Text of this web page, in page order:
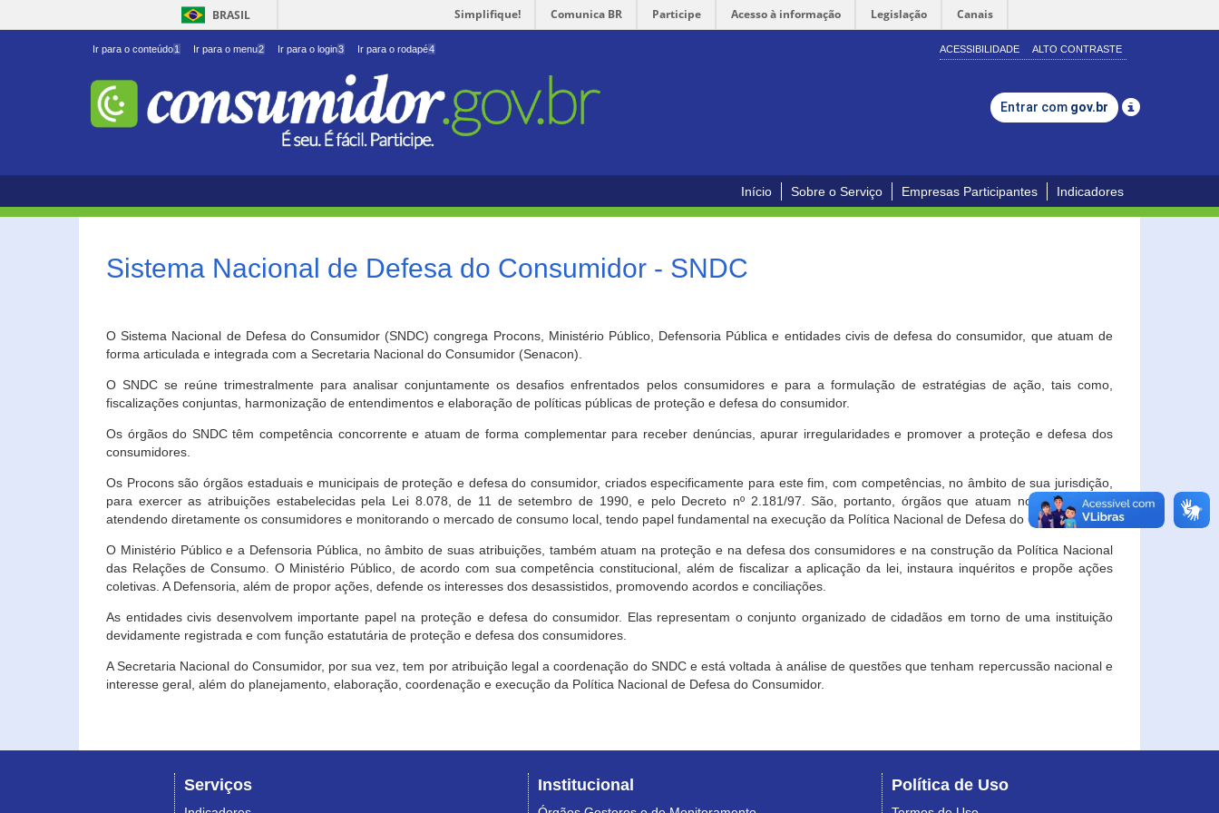
BRASIL Simplifique! Comunica BR Participe Acesso à informação Legislação Canais
Ir para o conteúdo1 Ir para o menu2 Ir para o login3 Ir para o rodapé4 ACESSIBILIDADE ALTO CONTRASTE
Entrar com gov.br
Início Sobre o Serviço Empresas Participantes Indicadores
Sistema Nacional de Defesa do Consumidor - SNDC
O Sistema Nacional de Defesa do Consumidor (SNDC) congrega Procons, Ministério Público, Defensoria Pública e entidades civis de defesa do consumidor, que atuam de
forma articulada e integrada com a Secretaria Nacional do Consumidor (Senacon).
O SNDC se reúne trimestralmente para analisar conjuntamente os desafios enfrentados pelos consumidores e para a formulação de estratégias de ação, tais como,
fiscalizações conjuntas, harmonização de entendimentos e elaboração de políticas públicas de proteção e defesa do consumidor.
Os órgãos do SNDC têm competência concorrente e atuam de forma complementar para receber denúncias, apurar irregularidades e promover a proteção e defesa dos
consumidores.
Os Procons são órgãos estaduais e municipais de proteção e defesa do consumidor, criados especificamente para este fim, com competências, no âmbito de sua jurisdição,
para exercer as atribuições estabelecidas pela Lei 8.078, de 11 de setembro de 1990, e pelo Decreto nº 2.181/97. São, portanto, órgãos que atuam no âmbito local,
atendendo diretamente os consumidores e monitorando o mercado de consumo local, tendo papel fundamental na execução da Política Nacional de Defesa do Consumidor.
O Ministério Público e a Defensoria Pública, no âmbito de suas atribuições, também atuam na proteção e na defesa dos consumidores e na construção da Política Nacional
das Relações de Consumo. O Ministério Público, de acordo com sua competência constitucional, além de fiscalizar a aplicação da lei, instaura inquéritos e propõe ações
coletivas. A Defensoria, além de propor ações, defende os interesses dos desassistidos, promovendo acordos e conciliações.
As entidades civis desenvolvem importante papel na proteção e defesa do consumidor. Elas representam o conjunto organizado de cidadãos em torno de uma instituição
devidamente registrada e com função estatutária de proteção e defesa dos consumidores.
A Secretaria Nacional do Consumidor, por sua vez, tem por atribuição legal a coordenação do SNDC e está voltada à análise de questões que tenham repercussão nacional e
interesse geral, além do planejamento, elaboração, coordenação e execução da Política Nacional de Defesa do Consumidor.
Serviços Institucional Política de Uso